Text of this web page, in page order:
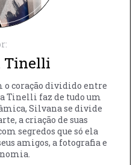
Tinelli
o coração dividido entre
Tinelli faz de tudo um
Silvana se divide
a criação de suas
segredos que só ela
amigos, a fotografia e